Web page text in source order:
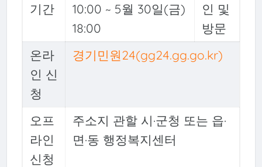
기간
10:00 ~ 5월 30일(금)
18:00
인 및
방문
온라
인 신
청
경기민원24(gg24.gg.go.kr)
오프
라인
신청
주소지 관할 시·군청 또는 읍·
면·동 행정복지센터